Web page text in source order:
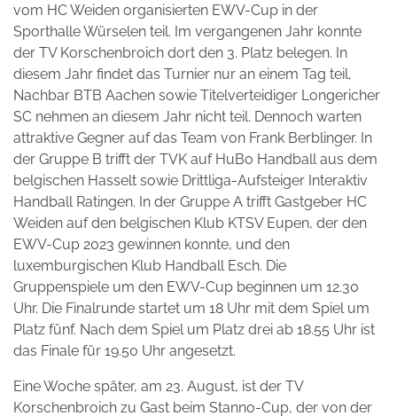
vom HC Weiden organisierten EWV-Cup in der
Sporthalle Würselen teil. Im vergangenen Jahr konnte
der TV Korschenbroich dort den 3. Platz belegen. In
diesem Jahr findet das Turnier nur an einem Tag teil,
Nachbar BTB Aachen sowie Titelverteidiger Longericher
SC nehmen an diesem Jahr nicht teil. Dennoch warten
attraktive Gegner auf das Team von Frank Berblinger. In
der Gruppe B trifft der TVK auf HuBo Handball aus dem
belgischen Hasselt sowie Drittliga-Aufsteiger Interaktiv
Handball Ratingen. In der Gruppe A trifft Gastgeber HC
Weiden auf den belgischen Klub KTSV Eupen, der den
EWV-Cup 2023 gewinnen konnte, und den
luxemburgischen Klub Handball Esch. Die
Gruppenspiele um den EWV-Cup beginnen um 12.30
Uhr. Die Finalrunde startet um 18 Uhr mit dem Spiel um
Platz fünf. Nach dem Spiel um Platz drei ab 18.55 Uhr ist
das Finale für 19.50 Uhr angesetzt.
Eine Woche später, am 23. August, ist der TV
Korschenbroich zu Gast beim Stanno-Cup, der von der